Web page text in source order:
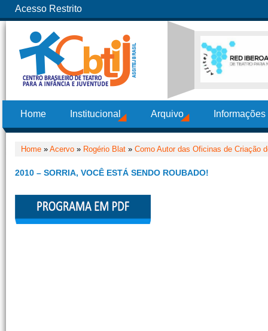
Acesso Restrito
Home Institucional Arquivo
Home » Acervo » Rogério Blat » Como Autor das Oficinas de Criação
2010 – SORRIA, VOCÊ ESTÁ SENDO ROUBADO!